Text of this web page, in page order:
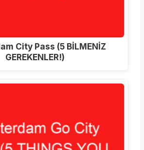
City Pass (5 BİLMENİZ
GEREKENLER!)